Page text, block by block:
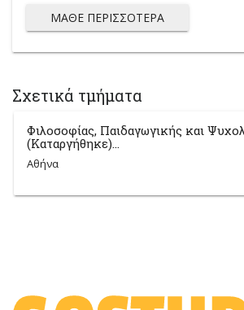
ΜΆΘΕ ΠΕΡΙΣΣΌΤΕΡΑ
Σχετικά τμήματα
Φιλοσοφίας, Παιδαγωγικής και
(Καταργήθηκε)...
Αθήνα